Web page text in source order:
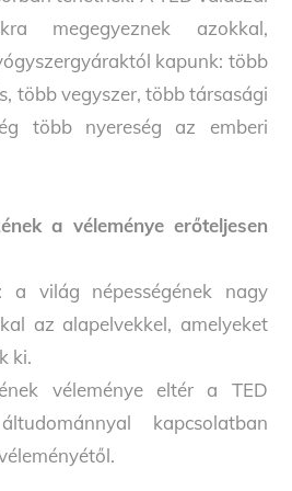
megegyeznek azokkal,
kapunk: több
több vegyszer, több társasági
több nyereség az emberi
a véleménye erőteljesen
a világ népességének nagy
az alapelvekkel, amelyeket
ki.
véleménye eltér a TED
kapcsolatban